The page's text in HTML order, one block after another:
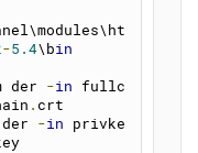
-5.4\bin
der -in fullc
. crt
-in privke